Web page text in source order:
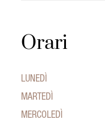
Orari
LUNEDÌ
MARTEDÌ
MERCOLEDÌ